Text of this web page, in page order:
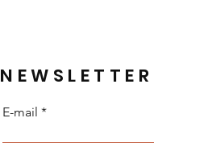
NEWSLETTER
E-mail